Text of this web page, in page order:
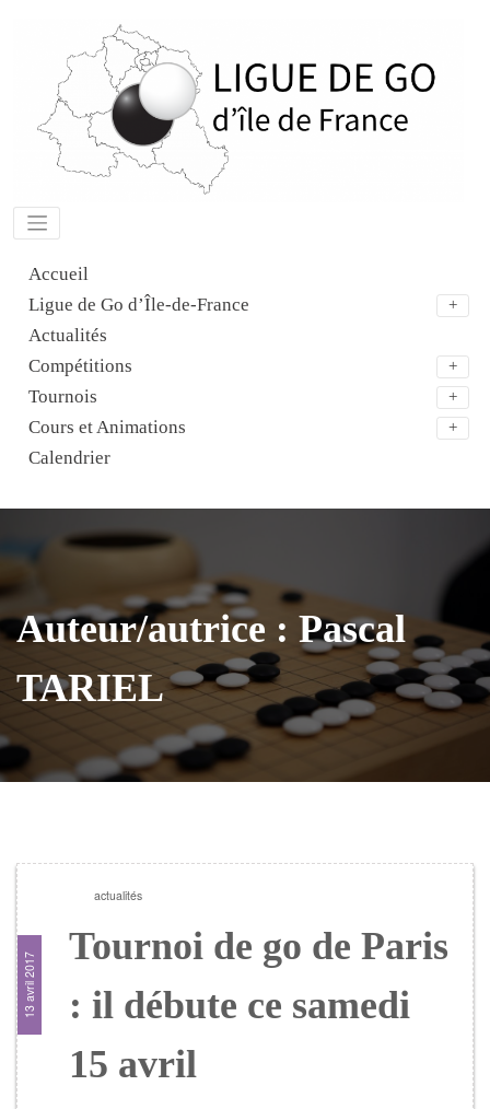
Accueil
Ligue de Go d’Île-de-France
Actualités
Compétitions
Tournois
Cours et Animations
Calendrier
Auteur/autrice : Pascal
TARIEL
13 avril 2017
actualités
Tournoi de go de Paris
: il débute ce samedi
15 avril